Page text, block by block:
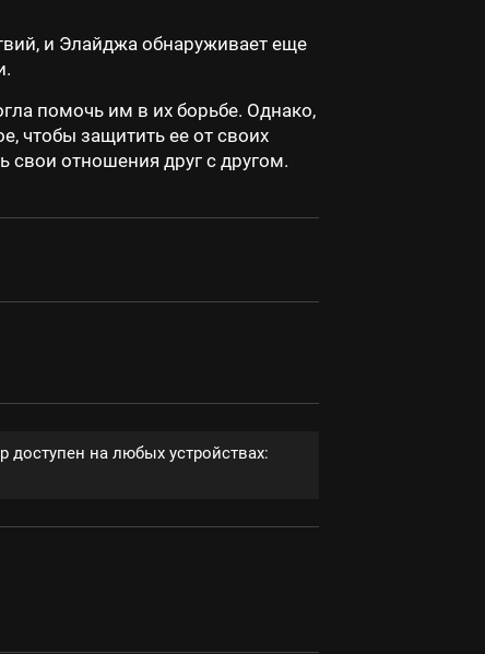
и Элайджа обнаруживает еще
помочь им в их борьбе. Однако,
чтобы защитить ее от своих
свои отношения друг с другом.
на любых устройствах: